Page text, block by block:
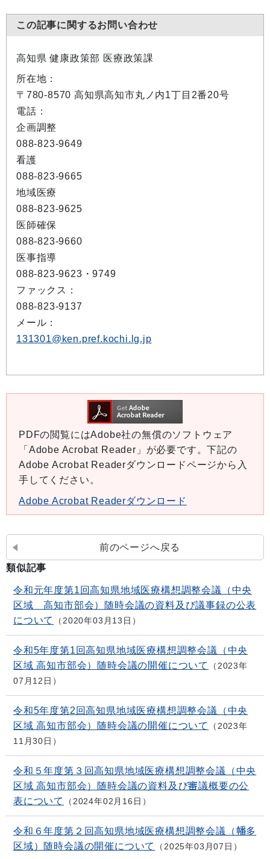
この記事に関するお問い合わせ
高知県 健康政策部 医療政策課
所在地：
〒780-8570 高知県高知市丸ノ内1丁目2番20号
電話：
企画調整
088-823-9649
看護
088-823-9665
地域医療
088-823-9625
医師確保
088-823-9660
医事指導
088-823-9623・9749
ファックス：
088-823-9137
メール：
131301@ken.pref.kochi.lg.jp
PDFの閲覧にはAdobe社の無償のソフトウェア
「Adobe Acrobat Reader」が必要です。下記の
Adobe Acrobat Readerダウンロードページから入
手してください。
Adobe Acrobat Readerダウンロード
前のページへ戻る
類似記事
令和元年度第1回高知県地域医療構想調整会議（中央
区域 高知市部会）随時会議の資料及び議事録の公表
について
2020年03月13日
令和5年度第1回高知県地域医療構想調整会議（中央
区域 高知市部会）随時会議の開催について
2023年
07月12日
令和5年度第2回高知県地域医療構想調整会議（中央
区域 高知市部会）随時会議の開催について
2023年
11月30日
令和５年度第３回高知県地域医療構想調整会議（中央
区域 高知市部会）随時会議の資料及び審議概要の公
表について
2024年02月16日
令和６年度第２回高知県地域医療構想調整会議（幡多
区域）随時会議の開催について
2025年03月07日